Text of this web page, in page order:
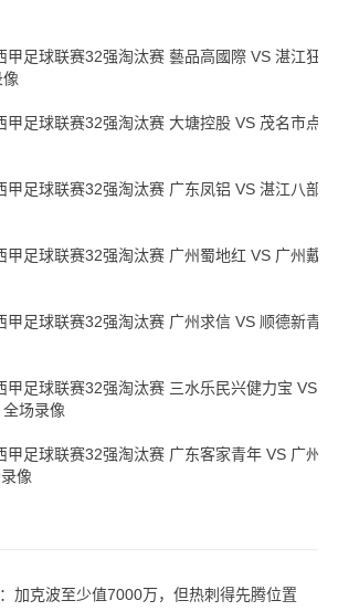
甲足球联赛32强淘汰赛 藝品高國際 VS 湛江狂狼
足球联赛32强淘汰赛 大塘控股 VS 茂名市点都
足球联赛32强淘汰赛 广东凤铝 VS 湛江八部科
足球联赛32强淘汰赛 广州蜀地红 VS 广州戴拿
足球联赛32强淘汰赛 广州求信 VS 顺德新青年
足球联赛32强淘汰赛 三水乐民兴健力宝 VS 中
场录像
足球联赛32强淘汰赛 广东客家青年 VS 广州英
像
加克波至少值7000万，但热刺得先腾位置